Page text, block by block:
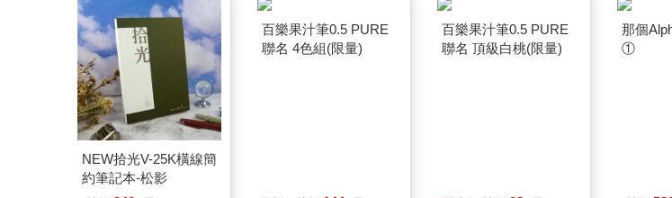
NEW拾光V-25K橫線簡
約筆記本-松影
百樂果汁筆0.5 PURE
聯名 4色組(限量)
百樂果汁筆0.5 PURE
聯名 頂級白桃(限量)
那個
①